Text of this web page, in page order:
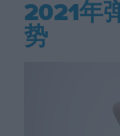
2021年
势